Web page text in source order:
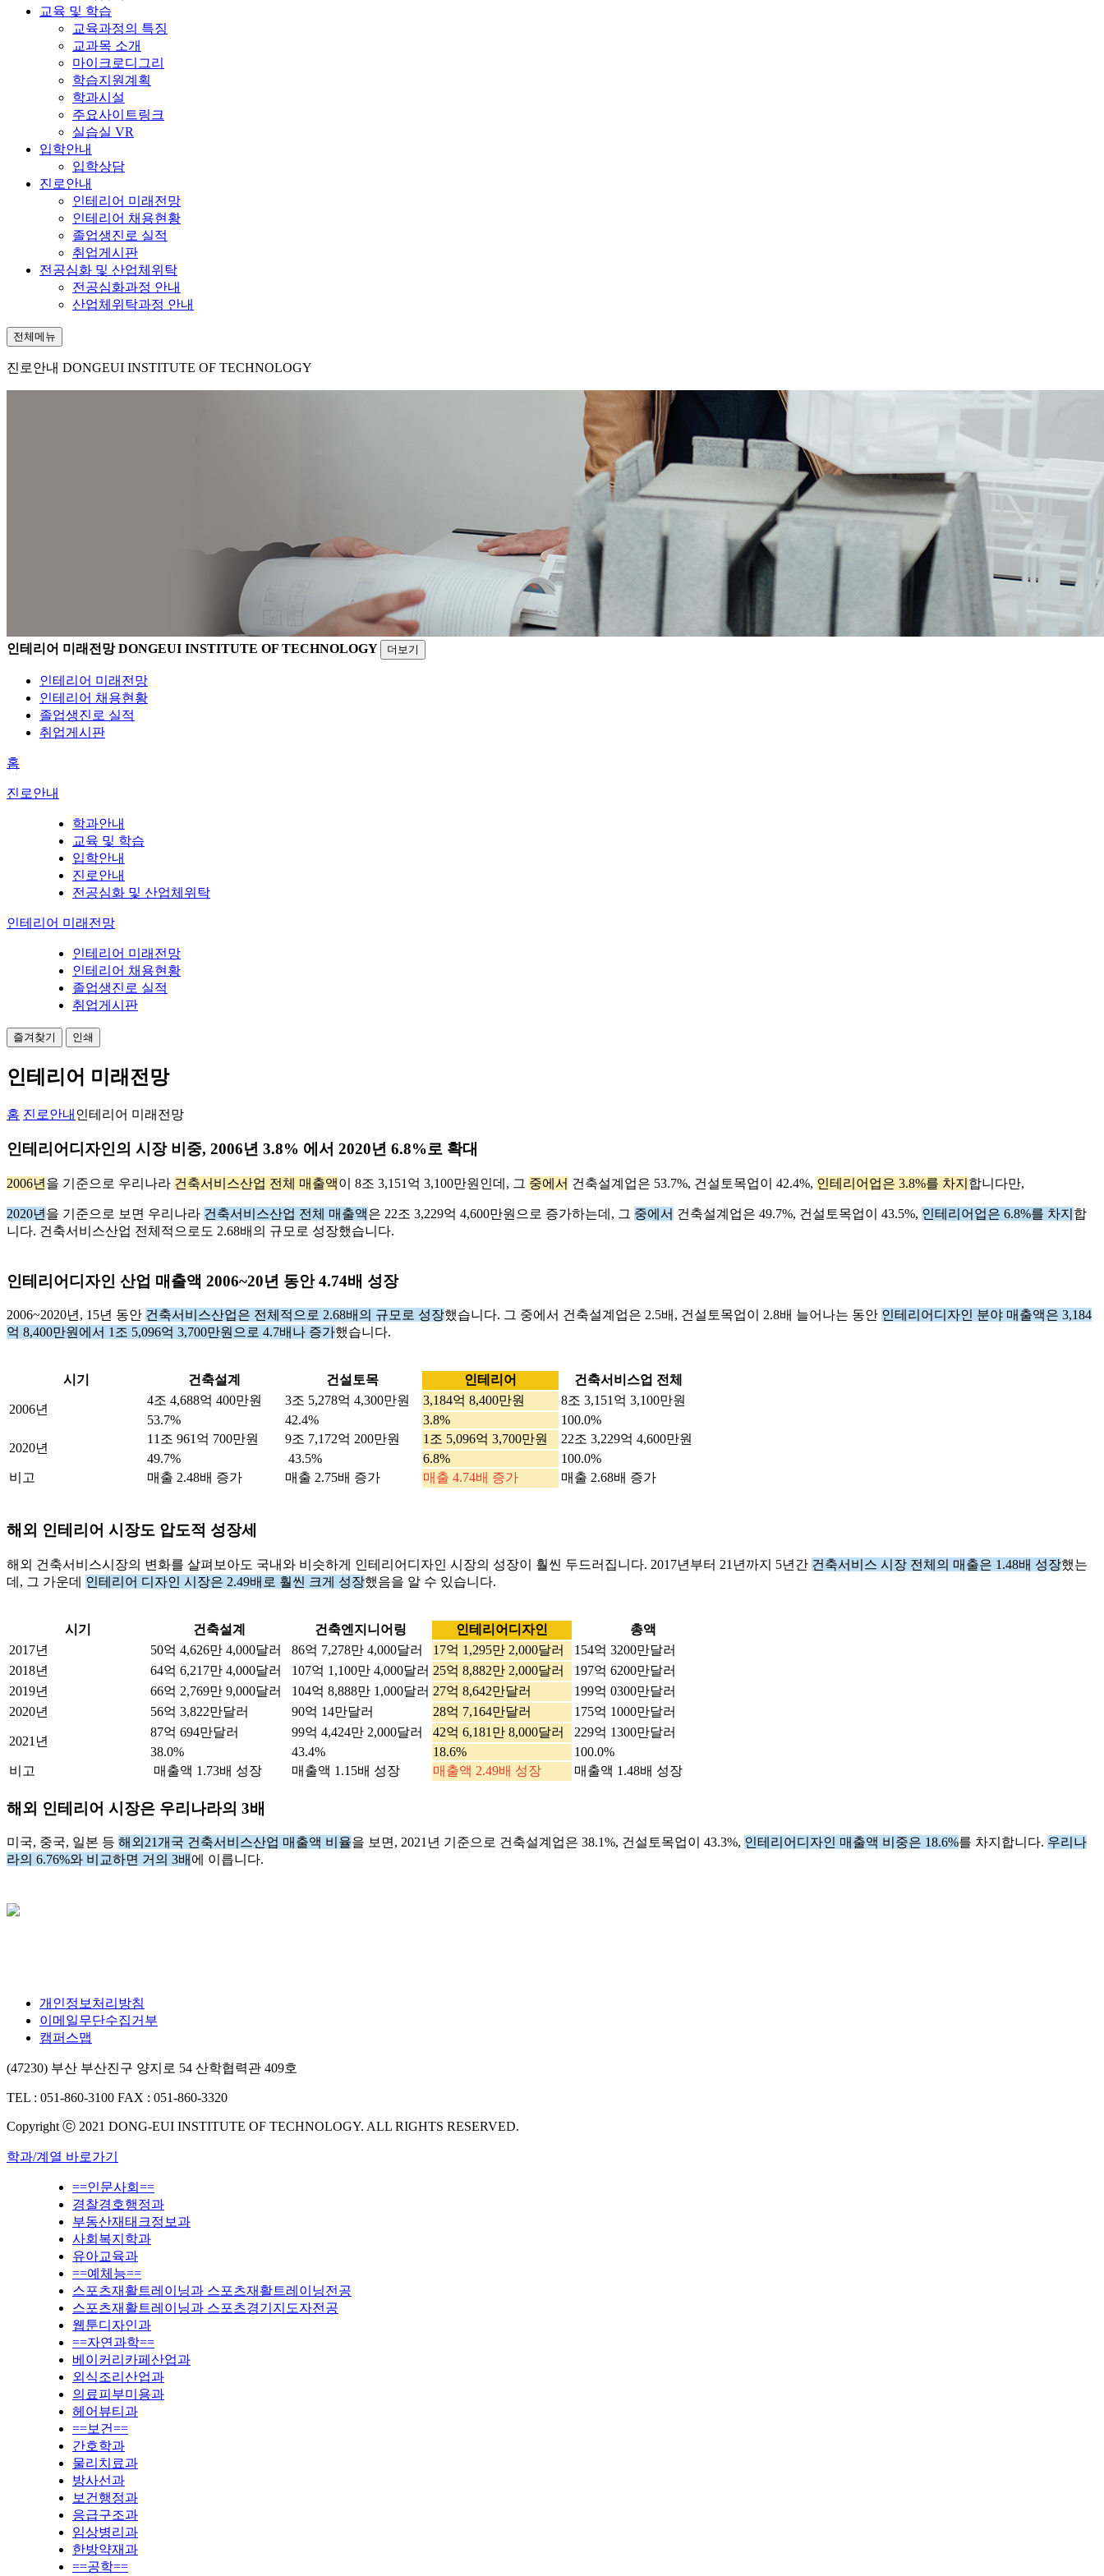
교육 및 학습
교육과정의 특징
교과목 소개
마이크로디그리
학습지원계획
학과시설
주요사이트링크
실습실 VR
입학안내
입학상담
진로안내
인테리어 미래전망
인테리어 채용현황
졸업생진로 실적
취업게시판
전공심화 및 산업체위탁
전공심화과정 안내
산업체위탁과정 안내
전체메뉴
진로안내 DONGEUI INSTITUTE OF TECHNOLOGY
인테리어 미래전망DONGEUI INSTITUTE OF TECHNOLOGY 더보기
인테리어 미래전망
인테리어 채용현황
졸업생진로 실적
취업게시판
홈
진로안내
학과안내
교육 및 학습
입학안내
진로안내
전공심화 및 산업체위탁
인테리어 미래전망
인테리어 미래전망
인테리어 채용현황
졸업생진로 실적
취업게시판
즐겨찾기 인쇄
인테리어 미래전망
홈 진로안내 인테리어 미래전망
인테리어디자인의 시장 비중, 2006년 3.8% 에서 2020년 6.8%로 확대
2006년 을 기준으로 우리나라 건축서비스산업 전체 매출액이 8조 3,151억 3,100만원인데, 그 중에서 건축설계업은 53.7%, 건설토목업이 42.4%, 인테리어업은 3.8%를 차지 합니다만,
2020년 을 기준으로 보면 우리나라 건축서비스산업 전체 매출액은 22조 3,229억 4,600만원으로 증가하는데, 그 중에서 건축설계업은 49.7%, 건설토목업이 43.5%, 인테리어업은 6.8%를 차지 합
니다. 건축서비스산업 전체적으로도 2.68배의 규모로 성장했습니다.
인테리어디자인 산업 매출액 2006~20년 동안 4.74배 성장
2006~2020년, 15년 동안 건축서비스산업은 전체적으로 2.68배의 규모로 성장했습니다. 그 중에서 건축설계업은 2.5배, 건설토목업이 2.8배 늘어나는 동안 인테리어디자인 분야 매출액은 3,184
억 8,400만원에서 1조 5,096억 3,700만원으로 4.7배나 증가했습니다.
시기 건축설계 건설토목 인테리어 건축서비스업 전체
2006년
4조 4,688억 400만원 3조 5,278억 4,300만원 3,184억 8,400만원
8조 3,151억 3,100만원
53.7%
42.4% 3.8%
100.0%
2020년
11조 961억 700만원 9조 7,172억 200만원 1조 5,096억 3,700만원
22조 3,229억 4,600만원
49.7%
43.5% 6.8%
100.0%
비고
매출 2.48배 증가 매출 2.75배 증가 매출 4.74배 증가 매출 2.68배 증가
해외 인테리어 시장도 압도적 성장세
해외 건축서비스시장의 변화를 살펴보아도 국내와 비슷하게 인테리어디자인 시장의 성장이 훨씬 두드러집니다. 2017년부터 21년까지 5년간 건축서비스 시장 전체의 매출은 1.48배 성장했는
데, 그 가운데 인테리어 디자인 시장은 2.49배로 훨씬 크게 성장했음을 알 수 있습니다.
시기 건축설계 건축엔지니어링 인테리어디자인
총액
2017년
50억 4,626만 4,000달러 86억 7,278만 4,000달러 17억 1,295만 2,000달러
154억 3200만달러
2018년
64억 6,217만 4,000달러 107억 1,100만 4,000달러 25억 8,882만 2,000달러
197억 6200만달러
2019년
66억 2,769만 9,000달러 104억 8,888만 1,000달러 27억 8,642만달러
199억 0300만달러
2020년
56억 3,822만달러 90억 14만달러 28억 7,164만달러 175억 1000만달러
2021년
87억 694만달러 99억 4,424만 2,000달러 42억 6,181만 8,000달러
229억 1300만달러
38.0%
43.4% 18.6%
100.0%
비고
매출액 1.73배 성장 매출액 1.15배 성장 매출액 2.49배 성장 매출액 1.48배 성장
해외 인테리어 시장은 우리나라의 3배
미국, 중국, 일본 등 해외21개국 건축서비스산업 매출액 비율을 보면, 2021년 기준으로 건축설계업은 38.1%, 건설토목업이 43.3%, 인테리어디자인 매출액 비중은 18.6%를 차지합니다. 우리나
라의 6.76%와 비교하면 거의 3배 에 이릅니다.
개인정보처리방침
이메일무단수집거부
캠퍼스맵
(47230) 부산 부산진구 양지로 54 산학협력관 409호
TEL : 051-860-3100 FAX : 051-860-3320
Copyright ⓒ 2021 DONG-EUI INSTITUTE OF TECHNOLOGY. ALL RIGHTS RESERVED.
학과/계열 바로가기
==인문사회==
경찰경호행정과
부동산재태크정보과
사회복지학과
유아교육과
==예체능==
스포츠재활트레이닝과 스포츠재활트레이닝전공
스포츠재활트레이닝과 스포츠경기지도자전공
웹툰디자인과
==자연과학==
베이커리카페산업과
외식조리산업과
의료피부미용과
헤어뷰티과
==보건==
간호학과
물리치료과
방사선과
보건행정과
응급구조과
임상병리과
한방약재과
==공학==